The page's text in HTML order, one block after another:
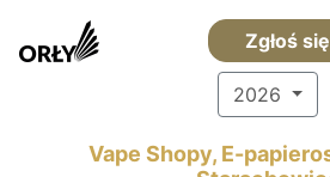
Zgłoś się
2026
Vape Shopy, E-